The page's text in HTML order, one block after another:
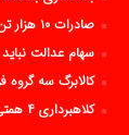
صادرات ۱۰ هزار تن مرغ معادل ۱.۵ روز تولید کشور است
سهام عدالت
کالابرگ سه گروه
کلاهبرداری ۴ همتی یک شرکت مهاجرتی؛ ۳۰۰ شاکی تاکنون